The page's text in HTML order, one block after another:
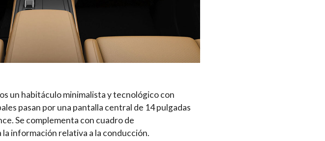
un habitáculo minimalista y tecnológico con
pasan por una pantalla central de 14 pulgadas
Se complementa con cuadro de
información relativa a la conducción.